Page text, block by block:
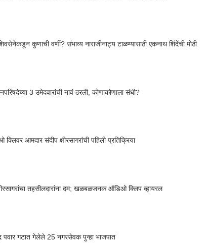
कुणाची वर्णी? संभाव्य नाराजीनाट्य टाळण्यासाठी एकनाथ शिंदेंची मोठी
3 उमेदवारांची नावं ठरली, कोणाकोणाला संधी?
आमदार संदीप क्षीरसागरांची पहिली प्रतिक्रिया
तहसीलदारांना दम; खळबळजनक ऑडिओ क्लिप व्हायरल
गटात गेलेले 25 नगरसेवक पुन्हा भाजपात